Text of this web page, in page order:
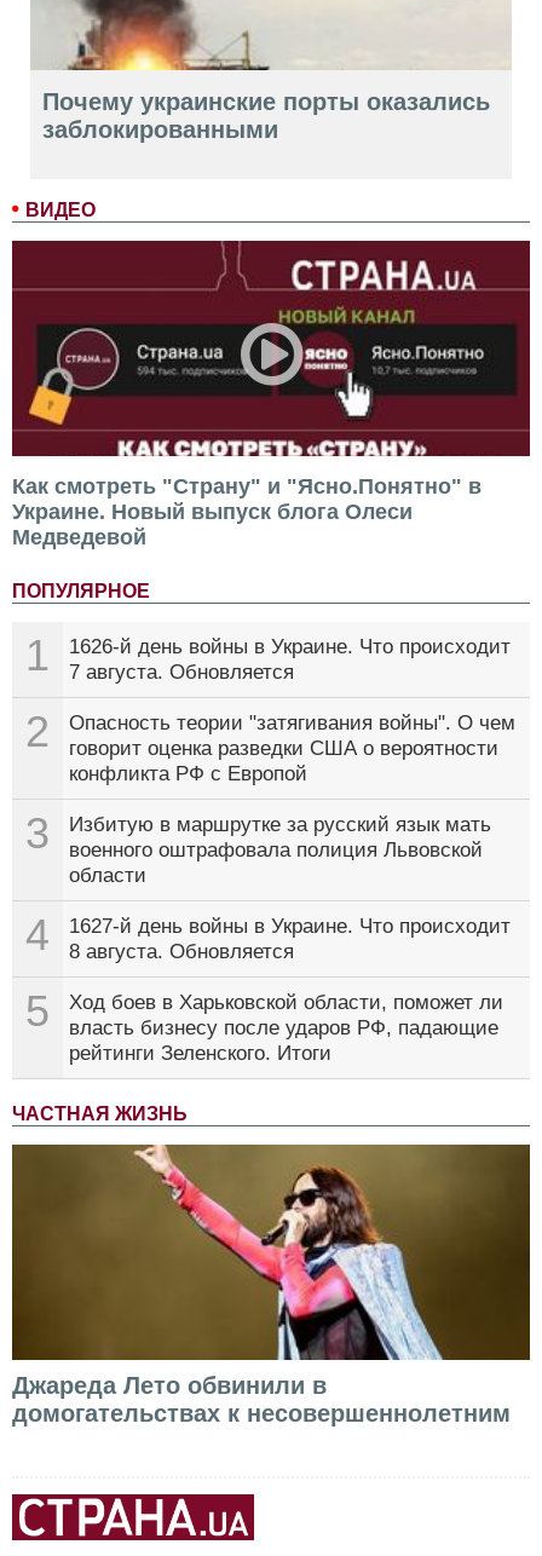
ВИДЕО
Как смотреть "Страну" и "Ясно.Понятно" в
Украине. Новый выпуск блога Олеси
Медведевой
ПОПУЛЯРНОЕ
1
1626-й день войны в Украине. Что происходит
7 августа. Обновляется
2
Опасность теории "затягивания войны". О чем
говорит оценка разведки США о вероятности
конфликта РФ с Европой
3
Избитую в маршрутке за русский язык мать
военного оштрафовала полиция Львовской
области
4
1627-й день войны в Украине. Что происходит
8 августа. Обновляется
5
Ход боев в Харьковской области, поможет ли
власть бизнесу после ударов РФ, падающие
рейтинги Зеленского. Итоги
ЧАСТНАЯ ЖИЗНЬ
Джареда Лето обвинили в
домогательствах к несовершеннолетним
Почему украинские порты оказались
заблокированными